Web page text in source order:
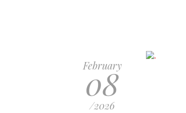
February
08
/2026